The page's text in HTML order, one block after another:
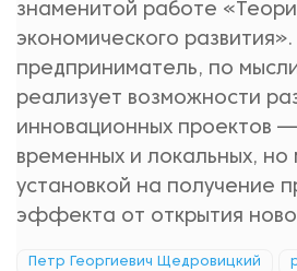
знаменитой работе
экономического
предприниматель, по
реализует возможности
инновационных проектов —
временных и локальных, но
установкой на получение
эффекта от открытия
Петр Георгиевич Щедровицкий